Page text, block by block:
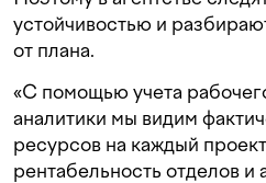
устойчивостью и
от плана.
«С помощью учета
аналитики мы видим
ресурсов на каждый
рентабельность отделов и